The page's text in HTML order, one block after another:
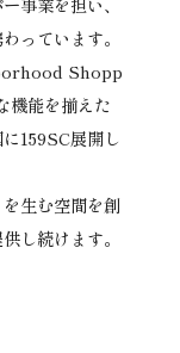
っています。
Shopp
機能を揃えた
159SC展開し
生む空間を創
し続けます。